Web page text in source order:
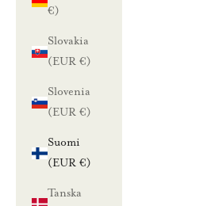
€)
Slovakia
(EUR €)
Slovenia
(EUR €)
Suomi
(EUR €)
Tanska